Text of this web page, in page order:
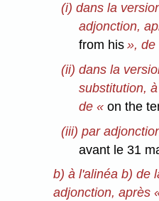
(i) dans la
adjonction,
from his», de
(ii) dans la
substitution,
de « on the
(iii) par
avant le 31
b) à l'alinéa b) de
adjonction, après